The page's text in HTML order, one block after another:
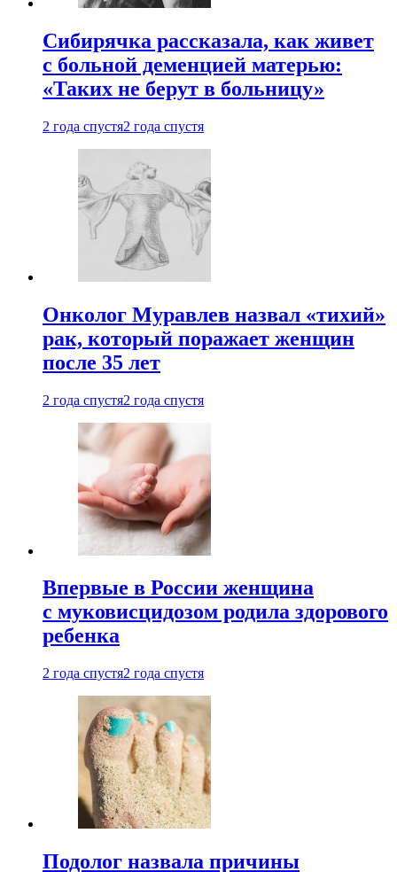
Сибирячка рассказала, как живет
с больной деменцией матерью:
«Таких не берут в больницу»
2 года спустя2 года спустя
Онколог Муравлев назвал «тихий»
рак, который поражает женщин
после 35 лет
2 года спустя2 года спустя
Впервые в России женщина
с муковисцидозом родила здорового
ребенка
2 года спустя2 года спустя
Подолог назвала причины